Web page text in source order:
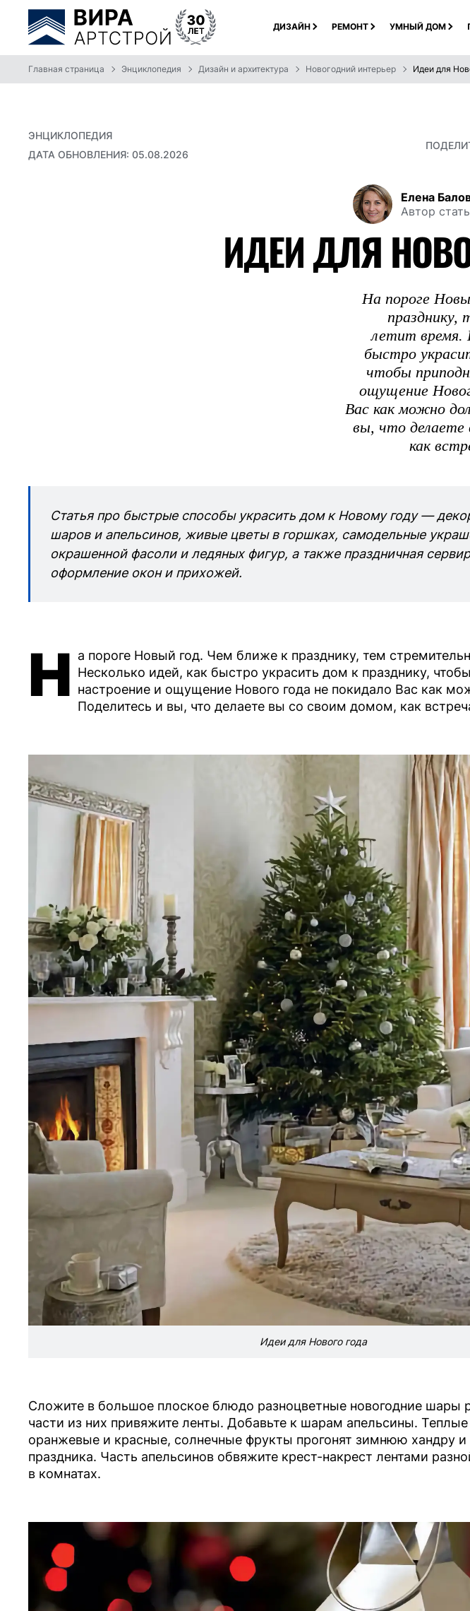
ДИЗАЙН РЕМОНТ УМНЫЙ ДОМ
Главная страница Энциклопедия Дизайн и архитектура Новогодний интерьер Идеи для
ЭНЦИКЛОПЕДИЯ
ДАТА ОБНОВЛЕНИЯ: 05.08.2026
Елена
Автор
ИДЕИ ДЛЯ
На пороге
празднику,
летит время.
быстро
чтобы
ощущение
Вас как можно
вы, что делаете
как
Статья про быстрые способы украсить дом к Новому году —
шаров и апельсинов, живые цветы в горшках, самодельные
окрашенной фасоли и ледяных фигур, а также праздничная
оформление окон и прихожей.
Н а пороге Новый год. Чем ближе к празднику, тем
Несколько идей, как быстро украсить дом к празднику,
настроение и ощущение Нового года не покидало Вас как
Поделитесь и вы, что делаете вы со своим домом, как
Идеи для Нового года
Сложите в большое плоское блюдо разноцветные новогодние шары
части из них привяжите ленты. Добавьте к шарам апельсины.
оранжевые и красные, солнечные фрукты прогонят зимнюю хандру
праздника. Часть апельсинов обвяжите крест-накрест лентами
в комнатах.